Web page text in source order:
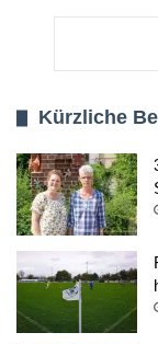
Kürzliche